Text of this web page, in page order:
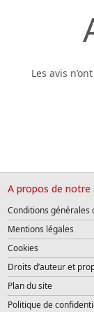
Les avis
A propos de notre
Conditions générales
Mentions légales
Cookies
Droits d’auteur et
Plan du site
Politique de